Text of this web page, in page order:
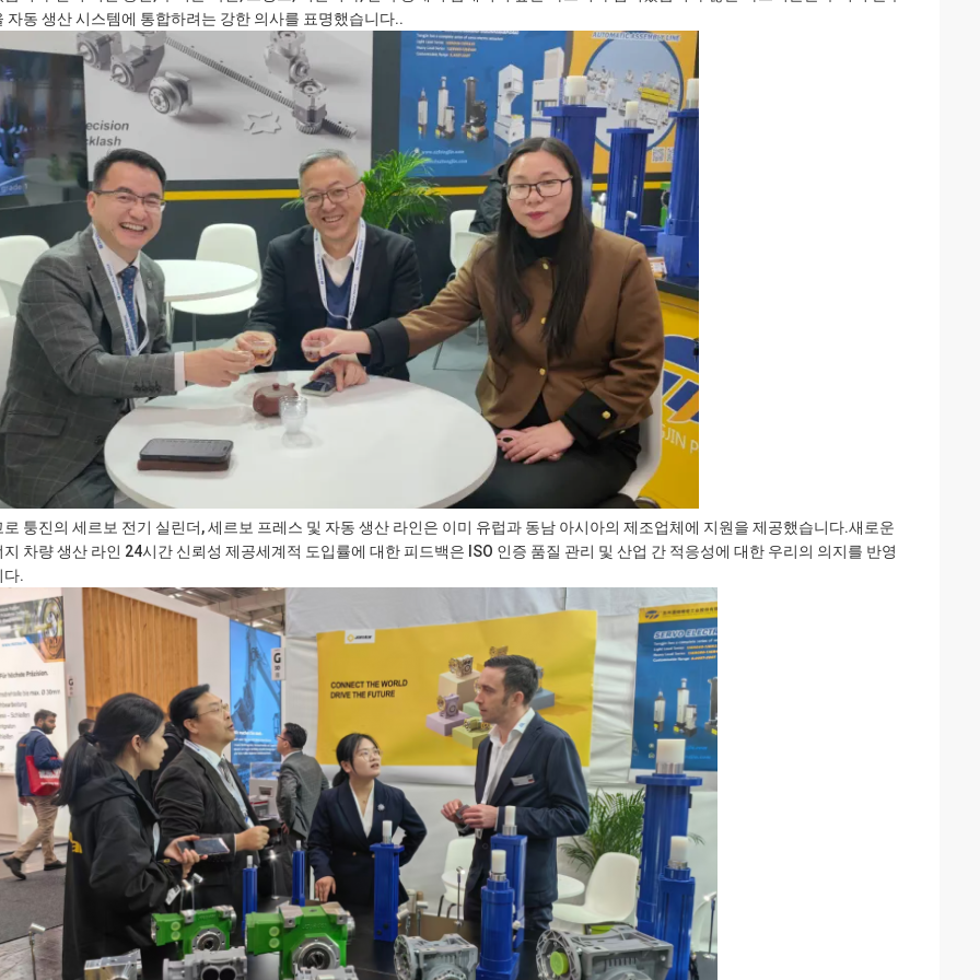
자동 생산 시스템에 통합하려는 강한 의사를 표명했습니다..
로 퉁진의 세르보 전기 실린더, 세르보 프레스 및 자동 생산 라인은 이미 유럽과 동남 아시아의 제조업체에 지원을 제공했습니다.새로운
지 차량 생산 라인 24시간 신뢰성 제공세계적 도입률에 대한 피드백은 ISO 인증 품질 관리 및 산업 간 적응성에 대한 우리의 의지를 반영
다.